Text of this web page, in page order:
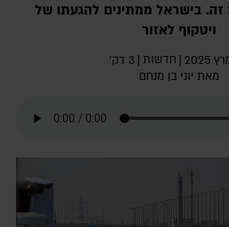
בישראל ממתינים להגעתו של
ויטקוף לאזור
| חדשות | 3 דק׳
מאת יוני בן מנחם